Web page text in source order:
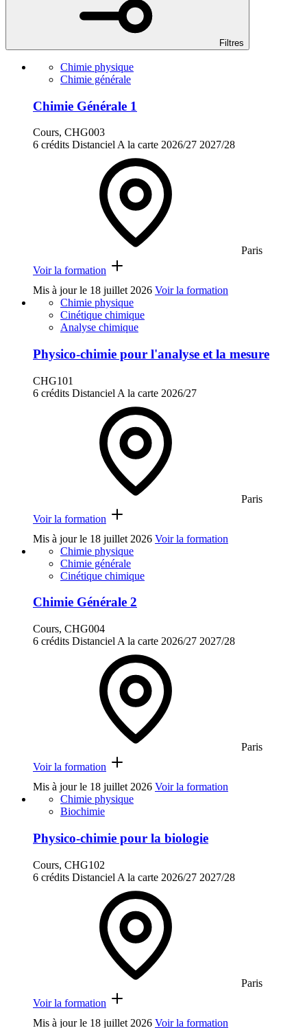
Filtres
Chimie physique
Chimie générale
Chimie Générale 1
Cours, CHG003
6 crédits Distanciel A la carte 2026/27 2027/28
Paris
Voir la formation
Mis à jour le 18 juillet 2026 Voir la formation
Chimie physique
Cinétique chimique
Analyse chimique
Physico-chimie pour l'analyse et la mesure
CHG101
6 crédits Distanciel A la carte 2026/27
Paris
Voir la formation
Mis à jour le 18 juillet 2026 Voir la formation
Chimie physique
Chimie générale
Cinétique chimique
Chimie Générale 2
Cours, CHG004
6 crédits Distanciel A la carte 2026/27 2027/28
Paris
Voir la formation
Mis à jour le 18 juillet 2026 Voir la formation
Chimie physique
Biochimie
Physico-chimie pour la biologie
Cours, CHG102
6 crédits Distanciel A la carte 2026/27 2027/28
Paris
Voir la formation
Mis à jour le 18 juillet 2026 Voir la formation